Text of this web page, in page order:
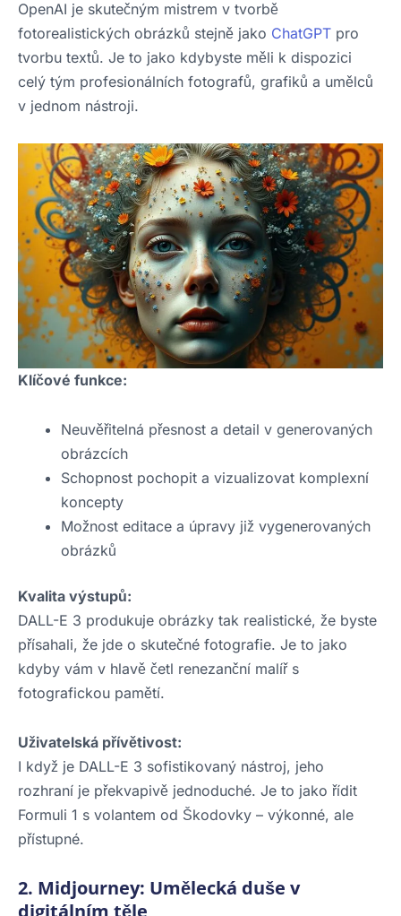
OpenAI je skutečným mistrem v tvorbě
fotorealistických obrázků stejně jako ChatGPT pro
tvorbu textů. Je to jako kdybyste měli k dispozici
celý tým profesionálních fotografů, grafiků a umělců
v jednom nástroji.
Klíčové funkce:
Neuvěřitelná přesnost a detail v generovaných
obrázcích
Schopnost pochopit a vizualizovat komplexní
koncepty
Možnost editace a úpravy již vygenerovaných
obrázků
Kvalita výstupů:
DALL-E 3 produkuje obrázky tak realistické, že byste
přísahali, že jde o skutečné fotografie. Je to jako
kdyby vám v hlavě četl renezanční malíř s
fotografickou pamětí.
Uživatelská přívětivost:
I když je DALL-E 3 sofistikovaný nástroj, jeho
rozhraní je překvapivě jednoduché. Je to jako řídit
Formuli 1 s volantem od Škodovky – výkonné, ale
přístupné.
2. Midjourney: Umělecká duše v
digitálním těle